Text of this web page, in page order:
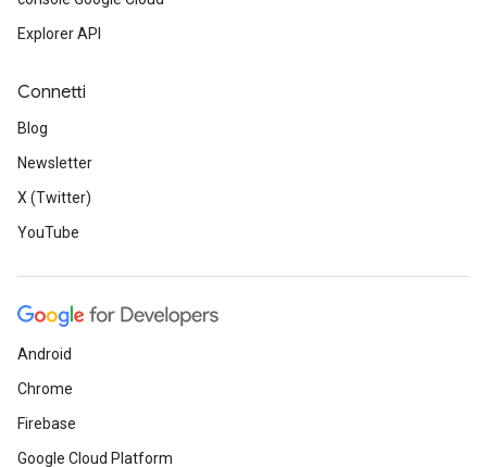
Explorer API
Connetti
Blog
Newsletter
X (Twitter)
YouTube
Android
Chrome
Firebase
Google Cloud Platform